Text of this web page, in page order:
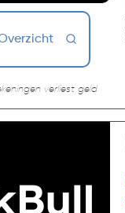
verliest geld